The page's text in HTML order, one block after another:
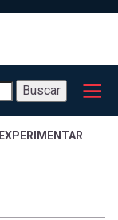
Buscar
EXPERIMENTAR